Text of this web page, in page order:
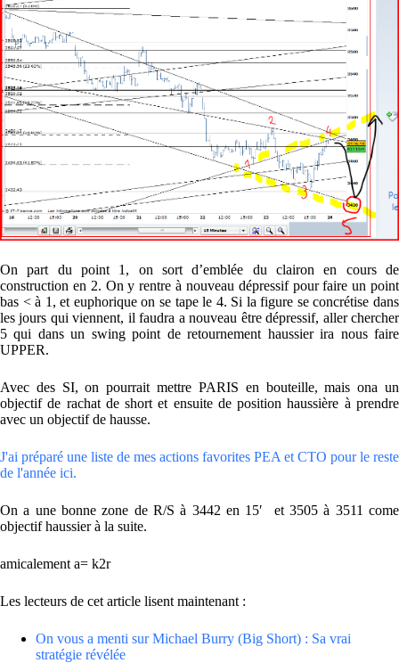
On part du point 1, on sort d’emblée du clairon en cours de
construction en 2. On y rentre à nouveau dépressif pour faire un point
bas < à 1, et euphorique on se tape le 4. Si la figure se concrétise dans
les jours qui viennent, il faudra a nouveau être dépressif, aller chercher
5 qui dans un swing point de retournement haussier ira nous faire
UPPER.
Avec des SI, on pourrait mettre PARIS en bouteille, mais ona un
objectif de rachat de short et ensuite de position haussière à prendre
avec un objectif de hausse.
J'ai préparé une liste de mes actions favorites PEA et CTO pour le reste
de l'année ici.
On a une bonne zone de R/S à 3442 en 15′ et 3505 à 3511 come
objectif haussier à la suite.
amicalement a= k2r
Les lecteurs de cet article lisent maintenant :
On vous a menti sur Michael Burry (Big Short) : Sa vrai
stratégie révélée